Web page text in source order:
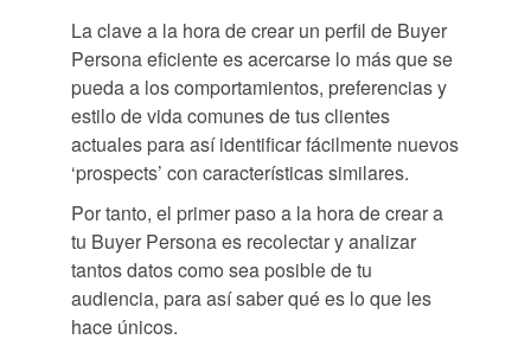
La clave a la hora de crear un perfil de Buyer
Persona eficiente es acercarse lo más que se
pueda a los comportamientos, preferencias y
estilo de vida comunes de tus clientes
actuales para así identificar fácilmente nuevos
‘prospects’ con características similares.
Por tanto, el primer paso a la hora de crear a
tu Buyer Persona es recolectar y analizar
tantos datos como sea posible de tu
audiencia, para así saber qué es lo que les
hace únicos.